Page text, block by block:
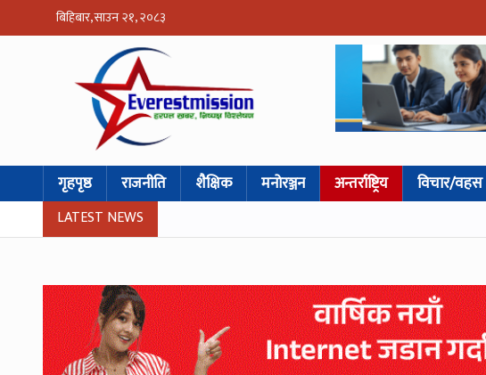
बिहिबार, साउन २१, २०८३
गृहपृष्ठ राजनीति शैक्षिक मनोरञ्जन अन्तर्राष्ट्रिय विचार/वहस
LATEST NEWS